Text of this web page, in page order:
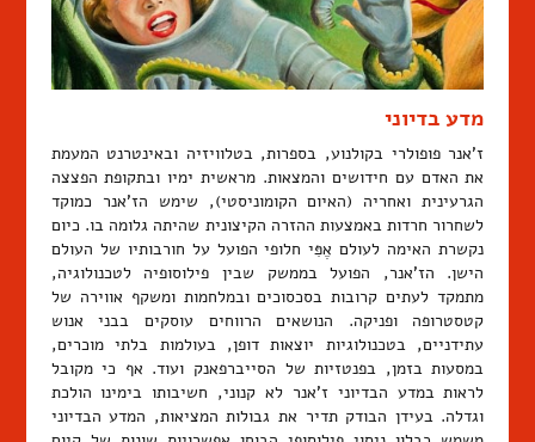
מדע בדיוני
ז'אנר פופולרי בקולנוע, בספרות, בטלוויזיה ובאינטרנט המעמת
את האדם עם חידושים והמצאות. מראשית ימיו ובתקופת הפצצה
הגרעינית ואחריה (האיום הקומוניסטי), שימש הז'אנר כמוקד
לשחרור חרדות באמצעות ההזרה הקיצונית שהיתה גלומה בו. כיום
נקשרת האימה לעולם אֶפִּי חלופי הפועל על חורבותיו של העולם
הישן. הז'אנר, הפועל בממשק שבין פילוסופיה לטכנולוגיה,
מתמקד לעתים קרובות בסכסוכים ובמלחמות ומשקף אווירה של
קטסטרופה ופניקה. הנושאים הרווחים עוסקים בבני אנוש
עתידניים, בטכנולוגיות יוצאות דופן, בעולמות בלתי מוכרים,
במסעות בזמן, בפנטזיות של הסייברפאנק ועוד. אף כי מקובל
לראות במדע הבדיוני ז'אנר לא קנוני, חשיבותו בימינו הולכת
וגדלה. בעידן הבודק תדיר את גבולות המציאות, המדע הבדיוני